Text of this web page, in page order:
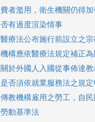
費者濫用，衛生機關仍得
否有過度渲染情事
醫療法公布施行前設立之
機構應依醫療法規定補正
關於外國人入國從事佈達
是否須依就業服務法之規
傳教機構雇用之勞工，自民
勞動基準法